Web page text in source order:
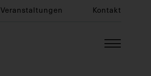
Veranstaltungen Kontakt